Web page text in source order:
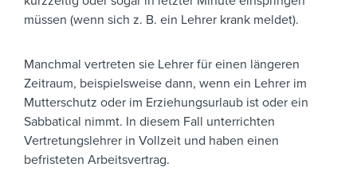
müssen (wenn sich z. B. ein Lehrer krank meldet).
Manchmal vertreten sie Lehrer für einen längeren
Zeitraum, beispielsweise dann, wenn ein Lehrer im
Mutterschutz oder im Erziehungsurlaub ist oder ein
Sabbatical nimmt. In diesem Fall unterrichten
Vertretungslehrer in Vollzeit und haben einen
befristeten Arbeitsvertrag.